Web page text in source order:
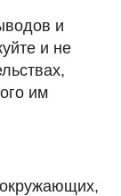
и
и не
им
окружающих,